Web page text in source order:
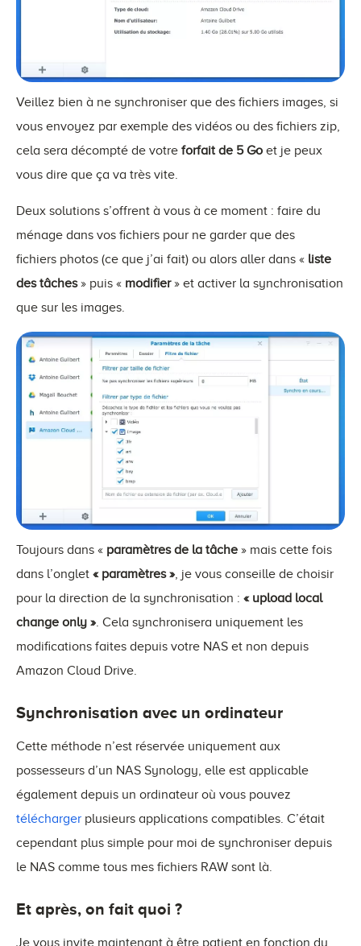
Veillez bien à ne synchroniser que des fichiers images, si
vous envoyez par exemple des vidéos ou des fichiers zip,
cela sera décompté de votre forfait de 5 Go et je peux
vous dire que ça va très vite.
Deux solutions s’offrent à vous à ce moment : faire du
ménage dans vos fichiers pour ne garder que des
fichiers photos (ce que j’ai fait) ou alors aller dans « liste
des tâches» puis « modifier» et activer la synchronisation
que sur les images.
Toujours dans « paramètres de la tâche » mais cette fois
dans l’onglet « paramètres » , je vous conseille de choisir
pour la direction de la synchronisation : « upload local
change only » . Cela synchronisera uniquement les
modifications faites depuis votre NAS et non depuis
Amazon Cloud Drive.
Synchronisation avec un ordinateur
Cette méthode n’est réservée uniquement aux
possesseurs d’un NAS Synology, elle est applicable
également depuis un ordinateur où vous pouvez
télécharger plusieurs applications compatibles. C’était
cependant plus simple pour moi de synchroniser depuis
le NAS comme tous mes fichiers RAW sont là.
Et après, on fait quoi ?
Je vous invite maintenant à être patient en fonction du